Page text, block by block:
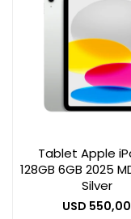
Tablet Apple
128GB 6GB 2025
Silver
USD 550,00
Informática
Audio, Foto y
Smart Home